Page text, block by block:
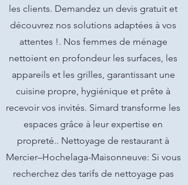
les clients. Demandez un devis gratuit et
découvrez nos solutions adaptées à vos
attentes !. Nos femmes de ménage
nettoient en profondeur les surfaces, les
appareils et les grilles, garantissant une
cuisine propre, hygiénique et prête à
recevoir vos invités. Simard transforme les
espaces grâce à leur expertise en
propreté.. Nettoyage de restaurant à
Mercier–Hochelaga-Maisonneuve: Si vous
recherchez des tarifs de nettoyage pas